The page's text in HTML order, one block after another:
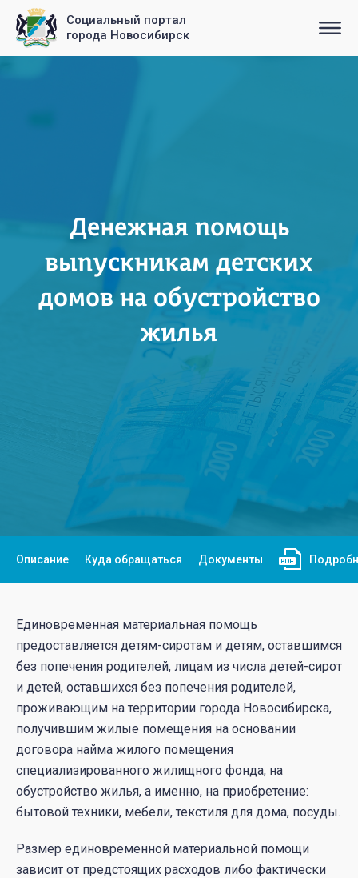
Социальный портал
города Новосибирск
Денежная помощь
выпускникам детских
домов на обустройство
жилья
Описание Куда обращаться Документы
Единовременная материальная помощь
предоставляется детям-сиротам и детям, оставшимся
без попечения родителей, лицам из числа детей-сирот
и детей, оставшихся без попечения родителей,
проживающим на территории города Новосибирска,
получившим жилые помещения на основании
договора найма жилого помещения
специализированного жилищного фонда, на
обустройство жилья, а именно, на приобретение:
бытовой техники, мебели, текстиля для дома, посуды.
Размер единовременной материальной помощи
зависит от предстоящих расходов либо фактически